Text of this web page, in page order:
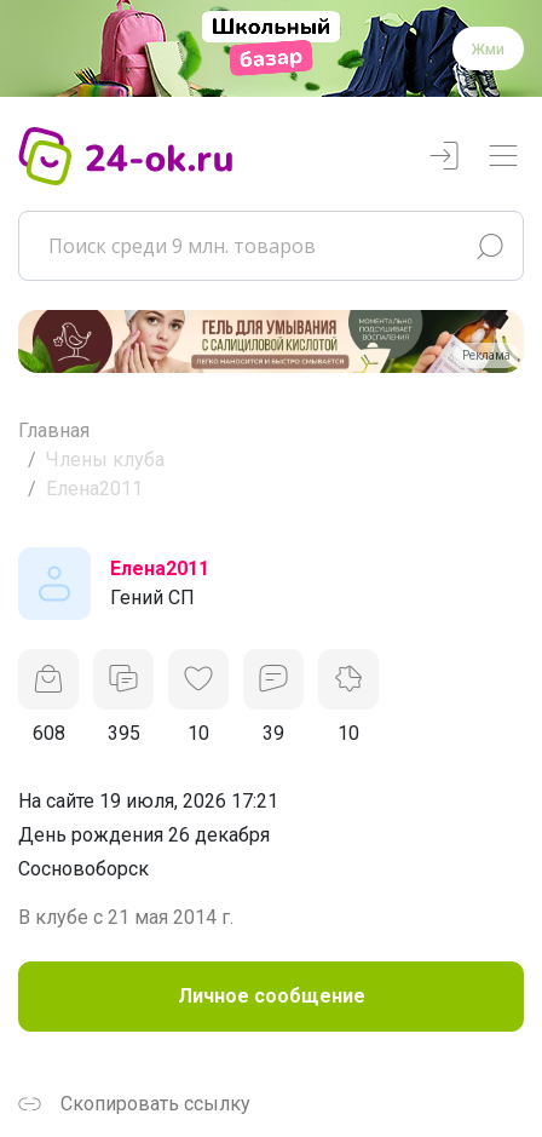
Жми
Реклама
Главная
Члены клуба
Елена2011
Елена2011
Гений СП
608 395 10 39 10
На сайте 19 июля, 2026 17:21
День рождения 26 декабря
Сосновоборск
В клубе с 21 мая 2014 г.
Личное сообщение
Скопировать ссылку